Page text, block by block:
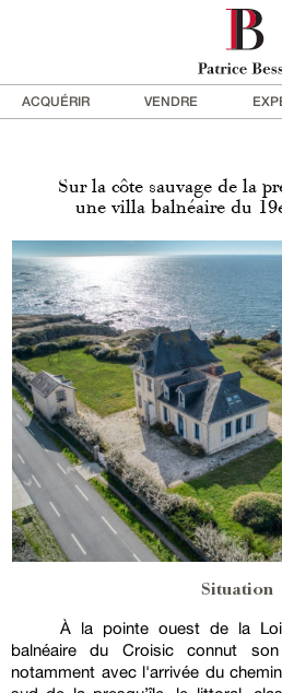
ACQUÉRIR VENDRE
Sur la côte sauvage de la
une villa balnéaire du
Situation
À la pointe ouest de la
balnéaire du Croisic connut
notamment avec l'arrivée du